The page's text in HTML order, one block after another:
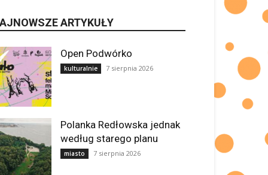
ARTYKUŁY
Open Podwórko
kulturalnie 7 sierpnia 2026
Polanka Redłowska jednak
według starego planu
miasto 7 sierpnia 2026